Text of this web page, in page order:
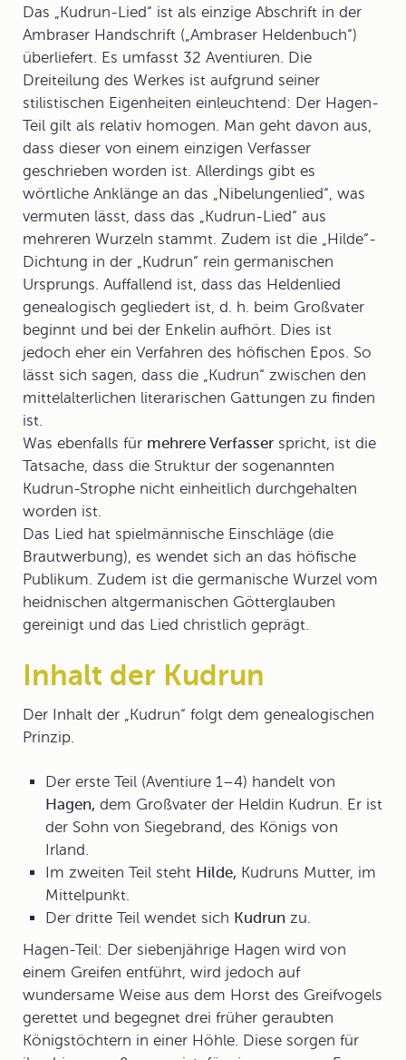
Das „Kudrun-Lied“ ist als einzige Abschrift in der
Ambraser Handschrift („Ambraser Heldenbuch“)
überliefert. Es umfasst 32 Aventiuren. Die
Dreiteilung des Werkes ist aufgrund seiner
stilistischen Eigenheiten einleuchtend: Der Hagen-
Teil gilt als relativ homogen. Man geht davon aus,
dass dieser von einem einzigen Verfasser
geschrieben worden ist. Allerdings gibt es
wörtliche Anklänge an das „Nibelungenlied“, was
vermuten lässt, dass das „Kudrun-Lied“ aus
mehreren Wurzeln stammt. Zudem ist die „Hilde“-
Dichtung in der „Kudrun“ rein germanischen
Ursprungs. Auffallend ist, dass das Heldenlied
genealogisch gegliedert ist, d. h. beim Großvater
beginnt und bei der Enkelin aufhört. Dies ist
jedoch eher ein Verfahren des höfischen Epos. So
lässt sich sagen, dass die „Kudrun“ zwischen den
mittelalterlichen literarischen Gattungen zu finden
ist.
Was ebenfalls für mehrere Verfasser spricht, ist die
Tatsache, dass die Struktur der sogenannten
Kudrun-Strophe nicht einheitlich durchgehalten
worden ist.
Das Lied hat spielmännische Einschläge (die
Brautwerbung), es wendet sich an das höfische
Publikum. Zudem ist die germanische Wurzel vom
heidnischen altgermanischen Götterglauben
gereinigt und das Lied christlich geprägt.
Inhalt der Kudrun
Der Inhalt der „Kudrun“ folgt dem genealogischen
Prinzip.
Der erste Teil (Aventiure 1–4) handelt von
Hagen, dem Großvater der Heldin Kudrun. Er ist
der Sohn von Siegebrand, des Königs von
Irland.
Im zweiten Teil steht Hilde, Kudruns Mutter, im
Mittelpunkt.
Der dritte Teil wendet sich Kudrun zu.
Hagen-Teil: Der siebenjährige Hagen wird von
einem Greifen entführt, wird jedoch auf
wundersame Weise aus dem Horst des Greifvogels
gerettet und begegnet drei früher geraubten
Königstöchtern in einer Höhle. Diese sorgen für